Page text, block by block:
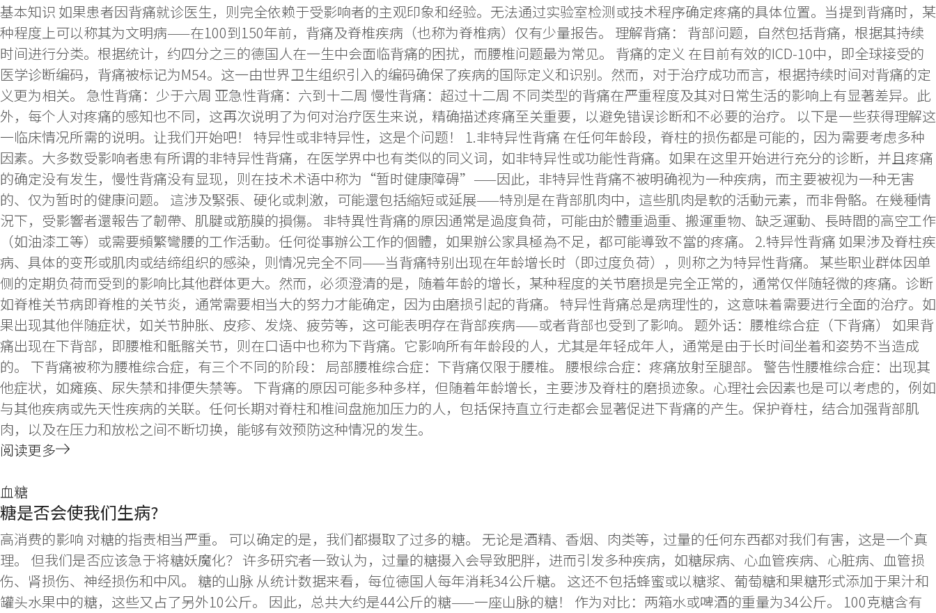
基本知识 如果患者因背痛就诊医生，则完全依赖于受影响者的主观印象和经验。无法通过实验室检测或技术程序确定疼痛的具体位置。当提到背痛时，某
种程度上可以称其为文明病——在100到150年前，背痛及脊椎疾病（也称为脊椎病）仅有少量报告。 理解背痛： 背部问题，自然包括背痛，根据其持续
时间进行分类。根据统计，约四分之三的德国人在一生中会面临背痛的困扰，而腰椎问题最为常见。 背痛的定义 在目前有效的ICD-10中，即全球接受的
医学诊断编码，背痛被标记为M54。这一由世界卫生组织引入的编码确保了疾病的国际定义和识别。然而，对于治疗成功而言，根据持续时间对背痛的定
义更为相关。 急性背痛：少于六周 亚急性背痛：六到十二周 慢性背痛：超过十二周 不同类型的背痛在严重程度及其对日常生活的影响上有显著差异。此
外，每个人对疼痛的感知也不同，这再次说明了为何对治疗医生来说，精确描述疼痛至关重要，以避免错误诊断和不必要的治疗。 以下是一些获得理解这
一临床情况所需的说明。让我们开始吧！ 特异性或非特异性，这是个问题！ 1.非特异性背痛 在任何年龄段，脊柱的损伤都是可能的，因为需要考虑多种
因素。大多数受影响者患有所谓的非特异性背痛，在医学界中也有类似的同义词，如非特异性或功能性背痛。如果在这里开始进行充分的诊断，并且疼痛
的确定没有发生，慢性背痛没有显现，则在技术术语中称为“暂时健康障碍”——因此，非特异性背痛不被明确视为一种疾病，而主要被视为一种无害
的、仅为暂时的健康问题。 這涉及緊張、硬化或刺激，可能還包括縮短或延展——特別是在背部肌肉中，這些肌肉是軟的活動元素，而非骨骼。在幾種情
況下，受影響者還報告了韌帶、肌腱或筋膜的損傷。 非特異性背痛的原因通常是過度負荷，可能由於體重過重、搬運重物、缺乏運動、長時間的高空工作
（如油漆工等）或需要頻繁彎腰的工作活動。任何從事辦公工作的個體，如果辦公家具極為不足，都可能導致不當的疼痛。 2.特异性背痛 如果涉及脊柱疾
病、具体的变形或肌肉或结缔组织的感染，则情况完全不同——当背痛特别出现在年龄增长时（即过度负荷），则称之为特异性背痛。 某些职业群体因单
侧的定期负荷而受到的影响比其他群体更大。然而，必须澄清的是，随着年龄的增长，某种程度的关节磨损是完全正常的，通常仅伴随轻微的疼痛。诊断
如脊椎关节病即脊椎的关节炎，通常需要相当大的努力才能确定，因为由磨损引起的背痛。 特异性背痛总是病理性的，这意味着需要进行全面的治疗。如
果出现其他伴随症状，如关节肿胀、皮疹、发烧、疲劳等，这可能表明存在背部疾病——或者背部也受到了影响。 题外话：腰椎综合症（下背痛） 如果背
痛出现在下背部，即腰椎和骶髂关节，则在口语中也称为下背痛。它影响所有年龄段的人，尤其是年轻成年人，通常是由于长时间坐着和姿势不当造成
的。 下背痛被称为腰椎综合症，有三个不同的阶段： 局部腰椎综合症：下背痛仅限于腰椎。 腰根综合症：疼痛放射至腿部。 警告性腰椎综合症：出现其
他症状，如瘫痪、尿失禁和排便失禁等。 下背痛的原因可能多种多样，但随着年龄增长，主要涉及脊柱的磨损迹象。心理社会因素也是可以考虑的，例如
与其他疾病或先天性疾病的关联。任何长期对脊柱和椎间盘施加压力的人，包括保持直立行走都会显著促进下背痛的产生。保护脊柱，结合加强背部肌
肉，以及在压力和放松之间不断切换，能够有效预防这种情况的发生。
阅读更多
血糖
糖是否会使我们生病?
高消费的影响 对糖的指责相当严重。 可以确定的是，我们都摄取了过多的糖。 无论是酒精、香烟、肉类等，过量的任何东西都对我们有害，这是一个真
理。 但我们是否应该急于将糖妖魔化？ 许多研究者一致认为，过量的糖摄入会导致肥胖，进而引发多种疾病，如糖尿病、心血管疾病、心脏病、血管损
伤、肾损伤、神经损伤和中风。 糖的山脉 从统计数据来看，每位德国人每年消耗34公斤糖。 这还不包括蜂蜜或以糖浆、葡萄糖和果糖形式添加于果汁和
罐头水果中的糖，这些又占了另外10公斤。 因此，总共大约是44公斤的糖——一座山脉的糖！ 作为对比：两箱水或啤酒的重量为34公斤。 100克糖含有